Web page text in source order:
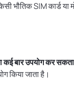
भौतिक SIM कार्ड
बार उपयोग कर
किया जाता है।